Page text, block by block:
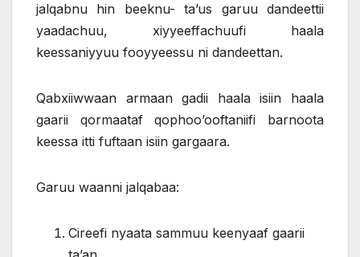
jalqabnu hin beeknu- ta’us garuu dandeettii
yaadachuu, xiyyeeffachuufi haala
keessaniyyuu fooyyeessu ni dandeettan.
Qabxiiwwaan armaan gadii haala isiin haala
gaarii qormaataf qophoo’ooftaniifi barnoota
keessa itti fuftaan isiin gargaara.
Garuu waanni jalqabaa:
Cireefi nyaata sammuu keenyaaf gaarii